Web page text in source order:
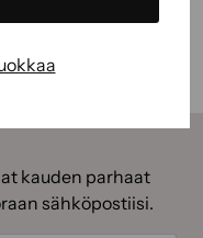
kauden parhaat
sähköpostiisi.